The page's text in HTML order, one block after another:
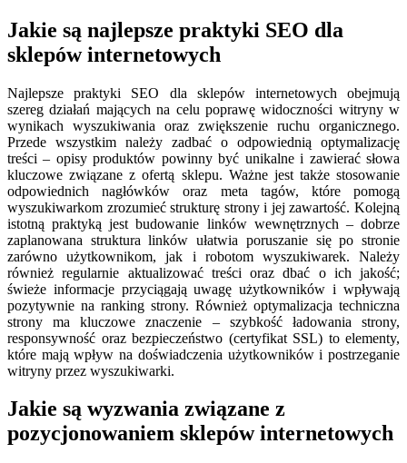
Jakie są najlepsze praktyki SEO dla
sklepów internetowych
Najlepsze praktyki SEO dla sklepów internetowych obejmują
szereg działań mających na celu poprawę widoczności witryny w
wynikach wyszukiwania oraz zwiększenie ruchu organicznego.
Przede wszystkim należy zadbać o odpowiednią optymalizację
treści – opisy produktów powinny być unikalne i zawierać słowa
kluczowe związane z ofertą sklepu. Ważne jest także stosowanie
odpowiednich nagłówków oraz meta tagów, które pomogą
wyszukiwarkom zrozumieć strukturę strony i jej zawartość. Kolejną
istotną praktyką jest budowanie linków wewnętrznych – dobrze
zaplanowana struktura linków ułatwia poruszanie się po stronie
zarówno użytkownikom, jak i robotom wyszukiwarek. Należy
również regularnie aktualizować treści oraz dbać o ich jakość;
świeże informacje przyciągają uwagę użytkowników i wpływają
pozytywnie na ranking strony. Również optymalizacja techniczna
strony ma kluczowe znaczenie – szybkość ładowania strony,
responsywność oraz bezpieczeństwo (certyfikat SSL) to elementy,
które mają wpływ na doświadczenia użytkowników i postrzeganie
witryny przez wyszukiwarki.
Jakie są wyzwania związane z
pozycjonowaniem sklepów internetowych